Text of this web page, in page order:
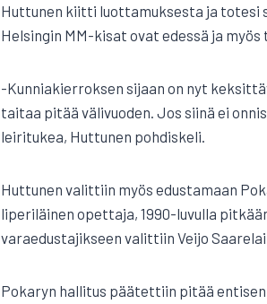
Huttunen kiitti luottamuksesta ja totesi
Helsingin MM-kisat ovat edessä ja
-Kunniakierroksen sijaan on nyt
taitaa pitää välivuoden. Jos siinä ei
leiritukea, Huttunen pohdiskeli.
Huttunen valittiin myös edustamaan
liperiläinen opettaja, 1990-luvulla
varaedustajikseen valittiin Veijo
Pokaryn hallitus päätettiin pitää entisen